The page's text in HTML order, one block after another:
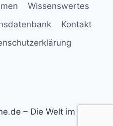
Wissenswertes
Kontakt
– Die Welt im Blick